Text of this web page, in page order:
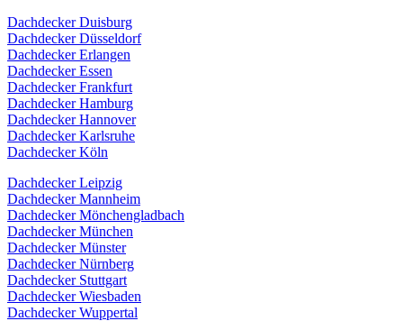
Dachdecker Duisburg
Dachdecker Düsseldorf
Dachdecker Erlangen
Dachdecker Essen
Dachdecker Frankfurt
Dachdecker Hamburg
Dachdecker Hannover
Dachdecker Karlsruhe
Dachdecker Köln
Dachdecker Leipzig
Dachdecker Mannheim
Dachdecker Mönchengladbach
Dachdecker München
Dachdecker Münster
Dachdecker Nürnberg
Dachdecker Stuttgart
Dachdecker Wiesbaden
Dachdecker Wuppertal